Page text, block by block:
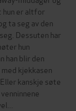
hun er altfor
ta seg av den
Dessuten har
hun
han blir den
kjekkasen
kanskje søte